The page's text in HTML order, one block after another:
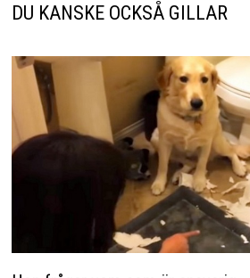
DU KANSKE OCKSÅ GILLAR